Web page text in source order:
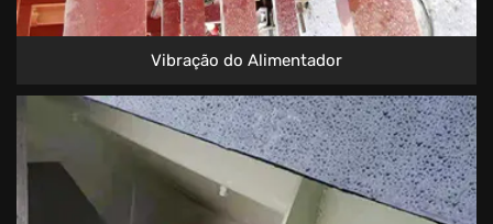
Vibração do Alimentador